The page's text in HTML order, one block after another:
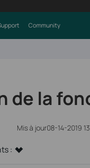
Community
la
Mis à jour08-14-2019
: